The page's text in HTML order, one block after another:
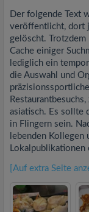
Der folgende Text
veröffentlicht, dort
gelöscht.
Cache einiger
lediglich ein
die Auswahl und
asiatisch. Es sollte
in Flingern sein.
lebenden Kollegen
Lokalpublikationen
[Auf extra Seite